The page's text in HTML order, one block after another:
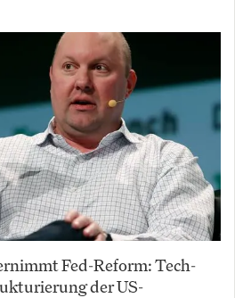
Fed-Reform: Tech-
der US-